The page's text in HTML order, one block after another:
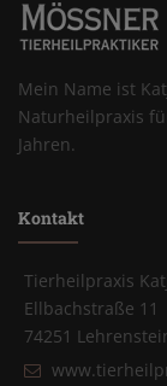
Mein Name ist
Naturheilpraxis
Jahren.
Kontakt
Tierheilpraxis
Ellbachstraße 11
74251